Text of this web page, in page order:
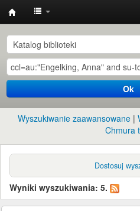
Instytut
Etnologii
i
Antropologii
Kulturowej
UW
Ok
Wyszukiwanie zaawansowane
Chmura
Dostosuj
Wyniki wyszukiwania: 5.